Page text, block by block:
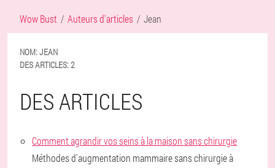
Wow Bust Auteurs d'articles Jean
NOM:JEAN
DES ARTICLES:2
DES ARTICLES
Comment agrandir vos seins à la maison sans chirurgie
Méthodes d'augmentation mammaire sans chirurgie à